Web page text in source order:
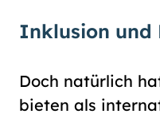
Inklusion und
Doch natürlich
bieten als